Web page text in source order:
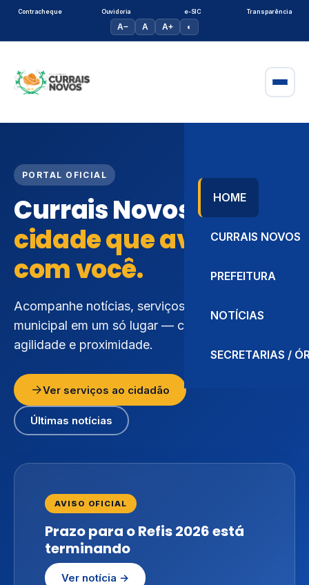
Contracheque Ouvidoria e-SIC Transparência
A− A A+ ◐
HOME
CURRAIS NOVOS
PREFEITURA
NOTÍCIAS
SECRETARIAS /
PORTAL OFICIAL
Currais Novos
cidade que avança
com você.
Acompanhe notícias, serviços e ações da gestão
municipal em um só lugar — com transparência,
agilidade e proximidade.
Ver serviços ao cidadão
Últimas notícias
AVISO OFICIAL
Prazo para o Refis 2026 está
terminando
Ver notícia →